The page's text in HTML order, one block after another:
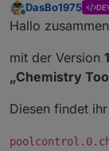
Offline
DasBo1975
Hallo
mit der Version
„Chemistry
Diesen findet